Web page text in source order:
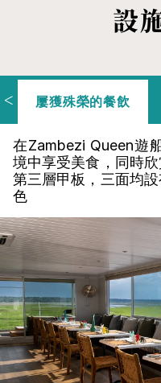
設
< 屢獲殊榮的餐飲
在Zambezi Queen遊
境中享受美食，同時
第三層甲板，三面均
色